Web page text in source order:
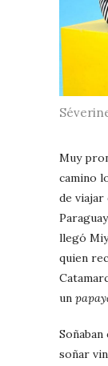
Muy
camino
de viajar
llegó
quien
un
soñar